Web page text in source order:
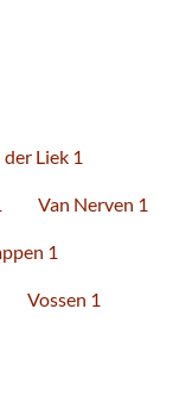
der Liek 1
Van Nerven 1
1
Vossen 1